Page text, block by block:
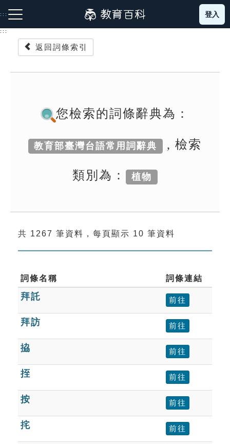
到
主
:::
成語故事
索引選單
單字索引
生命大百科索引
遊戲專區
教學應用
貓頭鷹博士
登入
:::
返回詞條索引
您檢索的詞條辭典為：
教育部臺灣台語常用詞辭典 , 檢索
類別為： 植物
共 1267 筆資料，每頁顯示 10 筆資料
詞條名稱 詞條連結
拜託 前往
拜訪 前往
拹 前往
挃 前往
按 前往
挓 前往